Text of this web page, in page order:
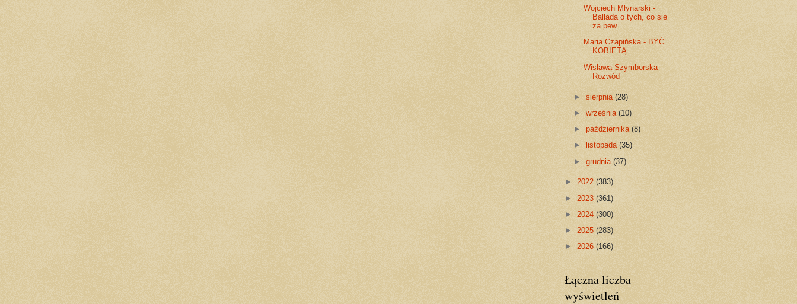
Wojciech Młynarski -
Ballada o tych, co się
za pew...
Maria Czapińska - BYĆ
KOBIETĄ
Wisława Szymborska -
Rozwód
►sierpnia(28)
►września(10)
►października(8)
►
listopada(35)
►grudnia(37)
► 2022 (383)
► 2023 (361)
► 2024 (300)
► 2025 (283)
► 2026 (166)
Łączna liczba
wyświetleń